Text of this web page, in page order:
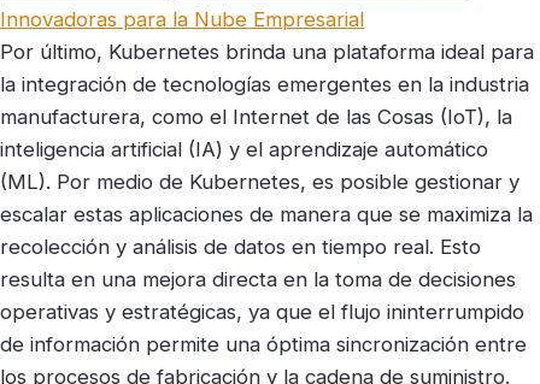
Innovadoras para la Nube Empresarial
Por último, Kubernetes brinda una plataforma ideal para
la integración de tecnologías emergentes en la industria
manufacturera, como el Internet de las Cosas (IoT), la
inteligencia artificial (IA) y el aprendizaje automático
(ML). Por medio de Kubernetes, es posible gestionar y
escalar estas aplicaciones de manera que se maximiza la
recolección y análisis de datos en tiempo real. Esto
resulta en una mejora directa en la toma de decisiones
operativas y estratégicas, ya que el flujo ininterrumpido
de información permite una óptima sincronización entre
los procesos de fabricación y la cadena de suministro.